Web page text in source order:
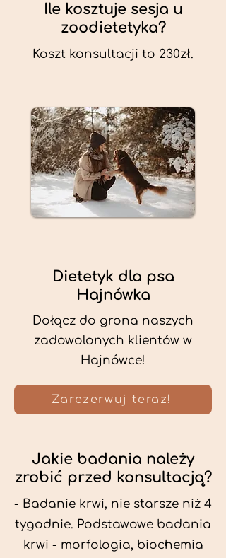
Ile kosztuje sesja u
zoodietetyka?
Koszt konsultacji to 230zł.
Dietetyk dla psa
Hajnówka
Dołącz do grona naszych
zadowolonych klientów w
Hajnówce!
Zarezerwuj teraz!
Jakie badania należy
zrobić przed konsultacją?
- Badanie krwi, nie starsze niż 4
tygodnie. Podstawowe badania
krwi - morfologia, biochemia